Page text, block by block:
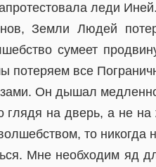
леди Иней.
Земли Людей
сумеет
потеряем все
Он дышал
глядя на дверь, а не
то никогда
Мне необходим яд